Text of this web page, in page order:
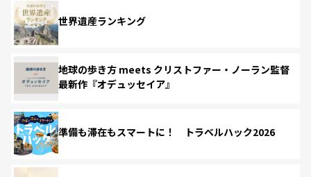
世界遺産ランキング
地球の歩き方 meets クリストファー・ノーラン監督
最新作『オデュッセイア』
準備も滞在もスマートに！ トラベルハック2026